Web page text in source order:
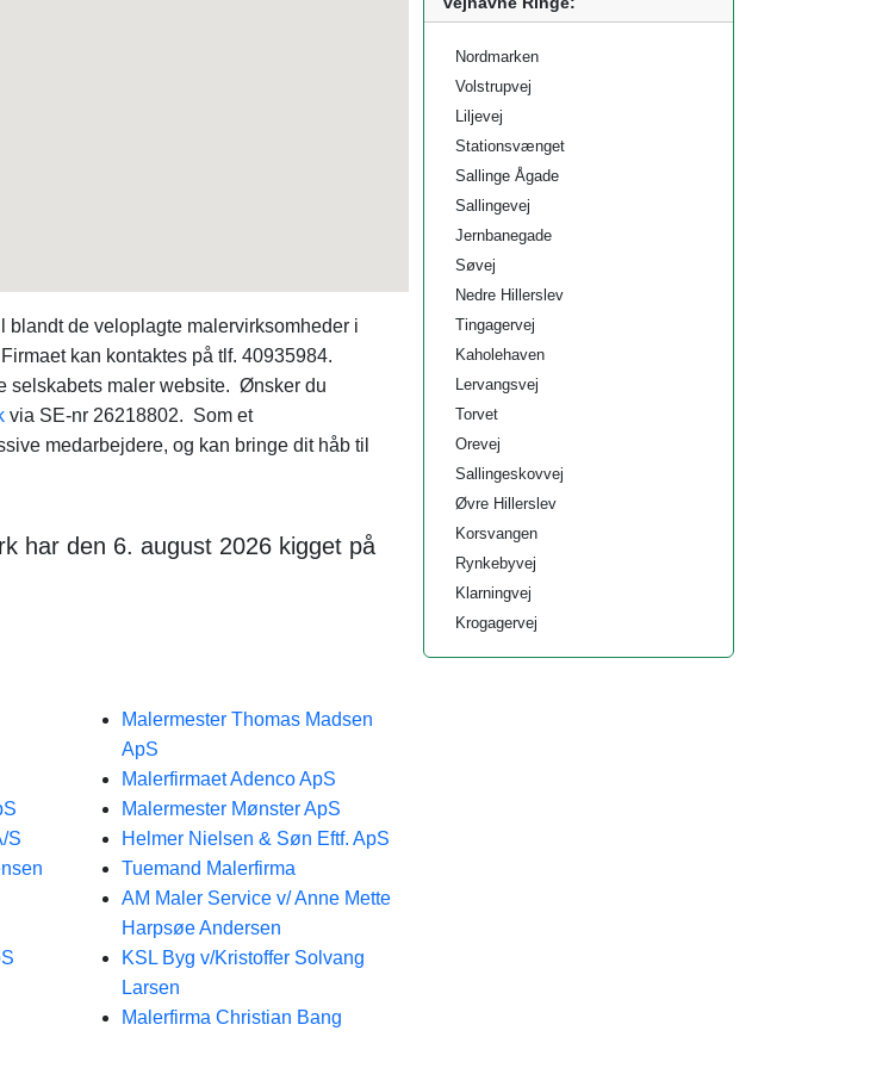
blandt de veloplagte malervirksomheder i
kan kontaktes på tlf. 40935984.
selskabets maler website. Ønsker du
via SE-nr 26218802. Som et
medarbejdere, og kan bringe dit håb til
har den 6. august 2026 kigget på
S
Malermester Thomas Madsen
ApS
Malerfirmaet Adenco ApS
Malermester Mønster ApS
Helmer Nielsen & Søn Eftf. ApS
Tuemand Malerfirma
AM Maler Service v/ Anne Mette
Harpsøe Andersen
KSL Byg v/Kristoffer Solvang
Larsen
Malerfirma Christian Bang
Nordmarken
Volstrupvej
Liljevej
Stationsvænget
Sallinge Ågade
Sallingevej
Jernbanegade
Søvej
Nedre Hillerslev
Tingagervej
Kaholehaven
Lervangsvej
Torvet
Orevej
Sallingeskovvej
Øvre Hillerslev
Korsvangen
Rynkebyvej
Klarningvej
Krogagervej